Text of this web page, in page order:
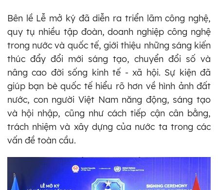
Bên lề Lễ mở ký đã diễn ra triển lãm công nghệ,
quy tụ nhiều tập đoàn, doanh nghiệp công nghệ
trong nước và quốc tế, giới thiệu những sáng kiến
thúc đẩy đổi mới sáng tạo, chuyển đổi số và
nâng cao đời sống kinh tế - xã hội. Sự kiện đã
giúp bạn bè quốc tế hiểu rõ hơn về hình ảnh đất
nước, con người Việt Nam năng động, sáng tạo
và hội nhập, cũng như cách tiếp cận cân bằng,
trách nhiệm và xây dựng của nước ta trong các
vấn đề toàn cầu.